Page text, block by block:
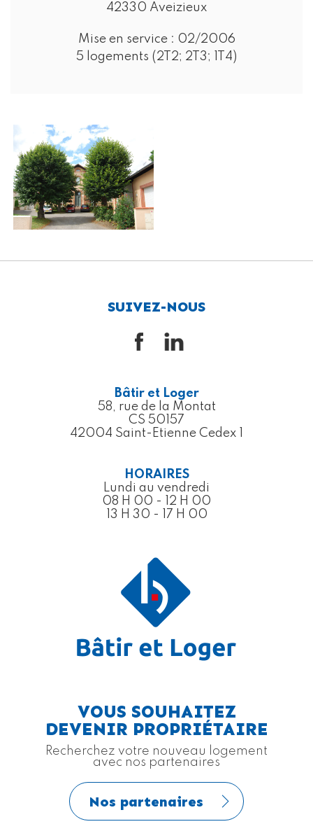
42330 Aveizieux
Mise en service : 02/2006
5 logements (2T2; 2T3; 1T4)
SUIVEZ-NOUS
Bâtir et Loger
58, rue de la Montat
CS 50157
42004 Saint-Etienne Cedex 1
HORAIRES
Lundi au vendredi
08 H 00 - 12 H 00
13 H 30 - 17 H 00
VOUS SOUHAITEZ
DEVENIR PROPRIÉTAIRE
Recherchez votre nouveau logement
avec nos partenaires
Nos partenaires